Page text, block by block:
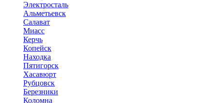
Электросталь
Альметьевск
Салават
Миасс
Керчь
Копейск
Находка
Пятигорск
Хасавюрт
Рубцовск
Березники
Коломна